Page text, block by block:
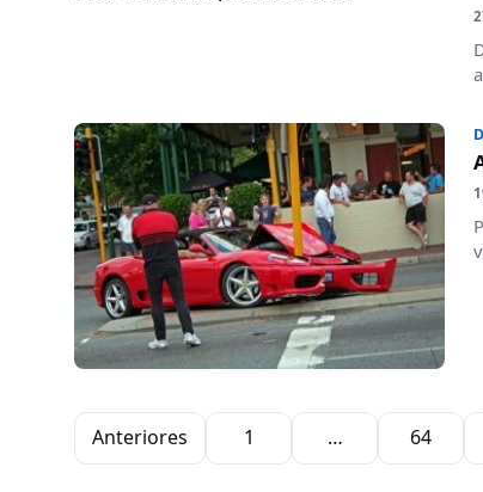
Paginación de entradas
Anteriores 1 … 64